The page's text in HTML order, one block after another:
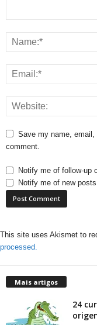
Save my name, email,
comment.
Notify me of follow-up
Notify me of new
This site uses Akismet to
processed.
Mais artigos
24